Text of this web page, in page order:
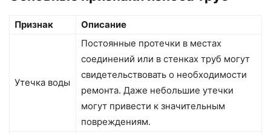
Признак Описание
Утечка воды
Постоянные протечки в местах
соединений или в стенках труб могут
свидетельствовать о необходимости
ремонта. Даже небольшие утечки
могут привести к значительным
повреждениям.